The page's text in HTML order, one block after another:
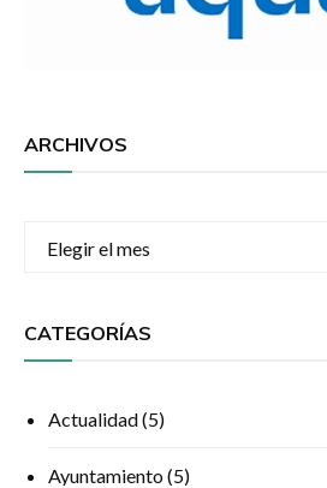
ARCHIVOS
Elegir el mes
CATEGORÍAS
Actualidad(5)
Ayuntamiento(5)